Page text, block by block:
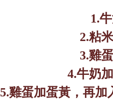
1.
2.粘
3.雞
4.牛奶
5.雞蛋加蛋黃，再加